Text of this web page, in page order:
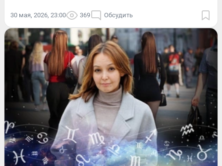
30 мая, 2026, 23:00 369 Обсудить